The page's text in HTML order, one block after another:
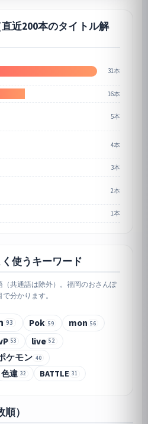
近200本のタイトル解
31本
16本
5本
4本
3本
2本
1本
使うキーワード
共通語は除外）。福岡のおさんぽ
分かります。
93 Pok 59 mon 56
53 live 52
ケモン 40
色違 32 BATTLE 31
）